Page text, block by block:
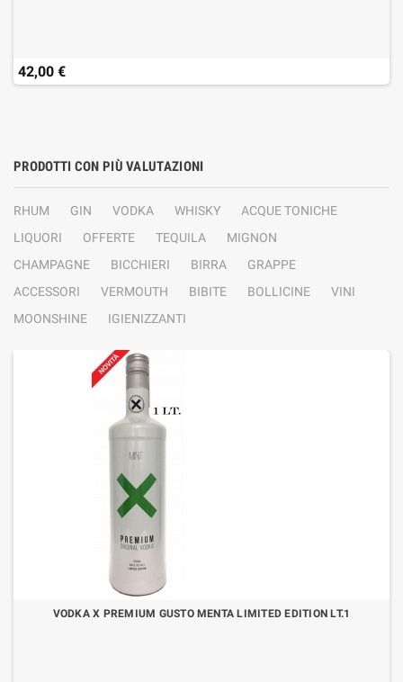
42,00 €
PRODOTTI CON PIÙ VALUTAZIONI
RHUM GIN VODKA WHISKY
ACQUE TONICHE
LIQUORI
OFFERTE TEQUILA
MIGNON
CHAMPAGNE
BICCHIERI BIRRA
GRAPPE
ACCESSORI
VERMOUTH BIBITE BOLLICINE
VINI
MOONSHINE
IGIENIZZANTI
VODKA X PREMIUM GUSTO MENTA LIMITED EDITION LT.1